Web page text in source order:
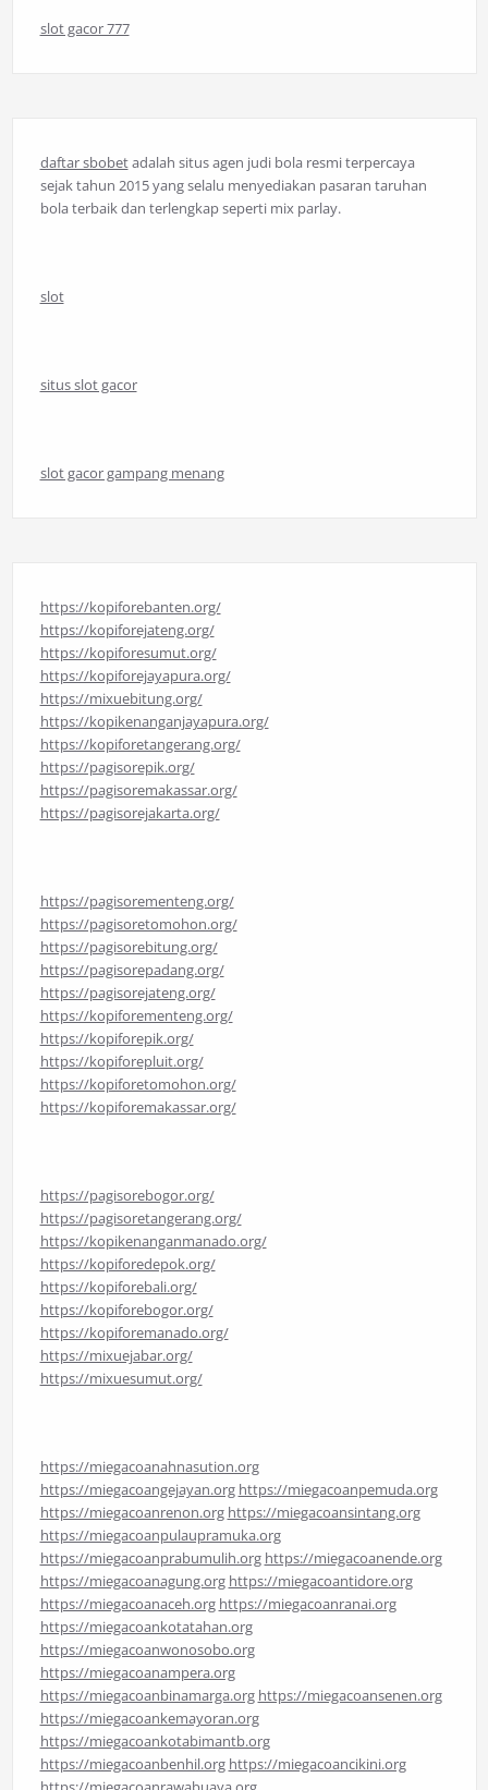
slot gacor 777
daftar sbobetadalah situs agen judi bola resmi terpercaya
sejak tahun 2015 yang selalu menyediakan pasaran taruhan
bola terbaik dan terlengkap seperti mix parlay.
slot
situs slot gacor
slot gacor gampang menang
https://kopiforebanten.org/
https://kopiforejateng.org/
https://kopiforesumut.org/
https://kopiforejayapura.org/
https://mixuebitung.org/
https://kopikenanganjayapura.org/
https://kopiforetangerang.org/
https://pagisorepik.org/
https://pagisoremakassar.org/
https://pagisorejakarta.org/
https://pagisorementeng.org/
https://pagisoretomohon.org/
https://pagisorebitung.org/
https://pagisorepadang.org/
https://pagisorejateng.org/
https://kopiforementeng.org/
https://kopiforepik.org/
https://kopiforepluit.org/
https://kopiforetomohon.org/
https://kopiforemakassar.org/
https://pagisorebogor.org/
https://pagisoretangerang.org/
https://kopikenanganmanado.org/
https://kopiforedepok.org/
https://kopiforebali.org/
https://kopiforebogor.org/
https://kopiforemanado.org/
https://mixuejabar.org/
https://mixuesumut.org/
https://miegacoanahnasution.org
https://miegacoangejayan.org https://miegacoanpemuda.org
https://miegacoanrenon.org https://miegacoansintang.org
https://miegacoanpulaupramuka.org
https://miegacoanprabumulih.org https://miegacoanende.org
https://miegacoanagung.org https://miegacoantidore.org
https://miegacoanaceh.org https://miegacoanranai.org
https://miegacoankotatahan.org
https://miegacoanwonosobo.org
https://miegacoanampera.org
https://miegacoanbinamarga.org https://miegacoansenen.org
https://miegacoankemayoran.org
https://miegacoankotabimantb.org
https://miegacoanbenhil.org https://miegacoancikini.org